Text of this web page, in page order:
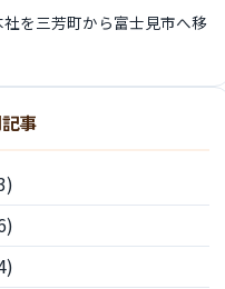
社を三芳町から富士見市へ移
事